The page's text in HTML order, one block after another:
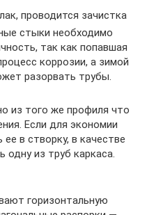
проводится зачистка
стыки необходимо
так как попавшая
коррозии, а зимой
разорвать трубы.
из того же профиля что
Если для экономии
в створку, в качестве
из труб каркаса.
горизонтальную